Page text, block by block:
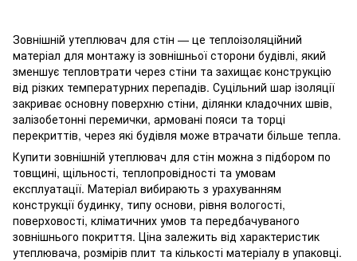
Зовнішній утеплювач для стін — це теплоізоляційний
матеріал для монтажу із зовнішньої сторони будівлі, який
зменшує тепловтрати через стіни та захищає конструкцію
від різких температурних перепадів. Суцільний шар ізоляції
закриває основну поверхню стіни, ділянки кладочних швів,
залізобетонні перемички, армовані пояси та торці
перекриттів, через які будівля може втрачати більше тепла.
Купити зовнішній утеплювач для стін можна з підбором по
товщині, щільності, теплопровідності та умовам
експлуатації. Матеріал вибирають з урахуванням
конструкції будинку, типу основи, рівня вологості,
поверховості, кліматичних умов та передбачуваного
зовнішнього покриття. Ціна залежить від характеристик
утеплювача, розмірів плит та кількості матеріалу в упаковці.